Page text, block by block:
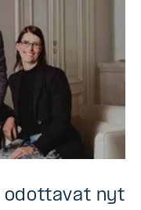
odottavat nyt